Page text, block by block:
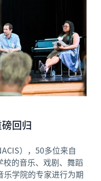
回归
），50多位来自
的音乐、戏剧、舞蹈
学院的专家进行为期